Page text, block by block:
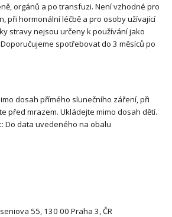
orgánů a po transfuzi. Není vzhodné pro
při hormonální léčbě a pro osoby užívající
stravy nejsou určeny k používání jako
spotřebovat do 3 měsíců po
dosah přímého slunečního záření, při
před mrazem. Ukládejte mimo dosah dětí.
Do data uvedeného na obalu
55, 130 00 Praha 3, ČR